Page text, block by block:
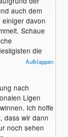
auch dem
einiger davon
Schaue
die
schon schlecht
in der CL
Aufklappen
nach
Ligen
Ich hoffe
dass wir dann
noch sehen